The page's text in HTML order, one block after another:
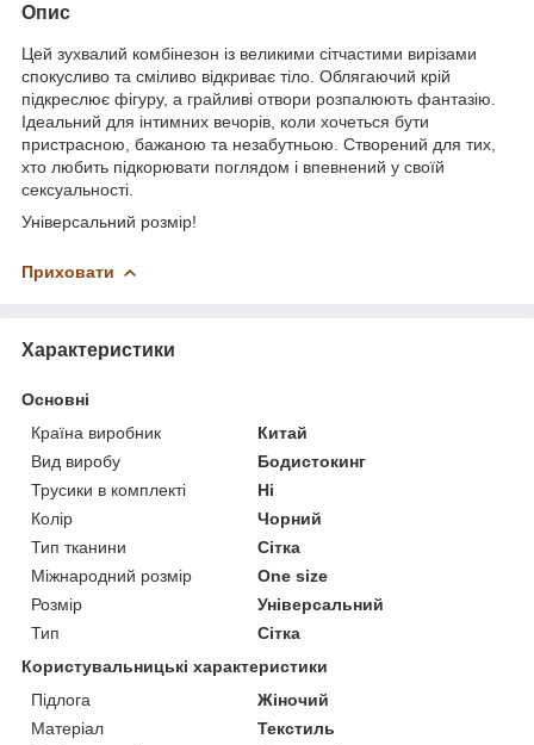
Опис
Цей зухвалий комбінезон із великими сітчастими вирізами
спокусливо та сміливо відкриває тіло. Облягаючий крій
підкреслює фігуру, а грайливі отвори розпалюють фантазію.
Ідеальний для інтимних вечорів, коли хочеться бути
пристрасною, бажаною та незабутньою. Створений для тих,
хто любить підкорювати поглядом і впевнений у своїй
сексуальності.
Універсальний розмір!
Приховати
Характеристики
Основні
Країна виробник
Китай
Вид виробу
Бодистокинг
Трусики в комплекті
Ні
Колір
Чорний
Тип тканини
Сітка
Міжнародний розмір
One size
Розмір
Універсальний
Тип
Сітка
Користувальницькі характеристики
Підлога
Жіночий
Матеріал
Текстиль